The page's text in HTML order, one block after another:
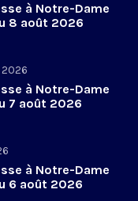
à Notre-Dame
8 août 2026
à Notre-Dame
7 août 2026
à Notre-Dame
6 août 2026